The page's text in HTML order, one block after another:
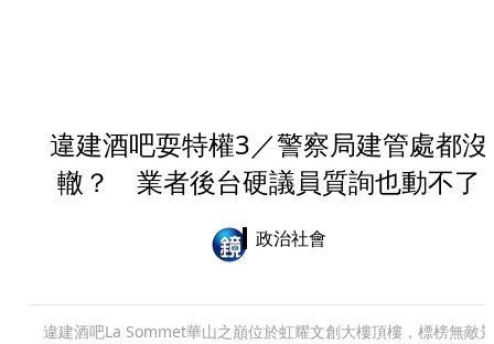
違建酒吧耍特權3／警察局建管處都沒
轍？ 業者後台硬議員質詢也動不了
政治社會
違建酒吧La Sommet華山之巔位於虹耀文創大樓頂樓，標榜無敵景